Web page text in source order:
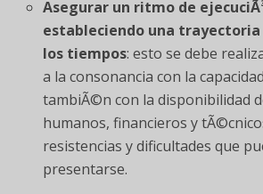
Asegurar un ritmo de
estableciendo una trayectoria
los tiempos: esto se debe
a la consonancia con la
tambiÃ©n con la disponibilidad
humanos, financieros y
resistencias y dificultades que
presentarse.